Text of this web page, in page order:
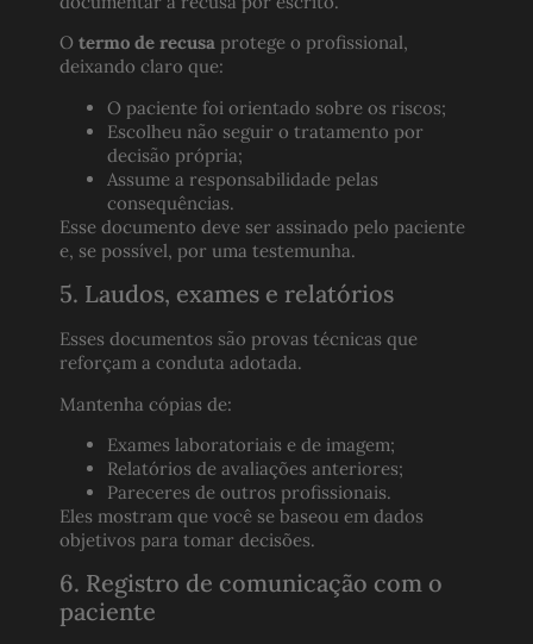
O termo de recusa protege o profissional,
deixando claro que:
O paciente foi orientado sobre os riscos;
Escolheu não seguir o tratamento por
decisão própria;
Assume a responsabilidade pelas
consequências.
Esse documento deve ser assinado pelo paciente
e, se possível, por uma testemunha.
5. Laudos, exames e relatórios
Esses documentos são provas técnicas que
reforçam a conduta adotada.
Mantenha cópias de:
Exames laboratoriais e de imagem;
Relatórios de avaliações anteriores;
Pareceres de outros profissionais.
Eles mostram que você se baseou em dados
objetivos para tomar decisões.
6. Registro de comunicação com o
paciente